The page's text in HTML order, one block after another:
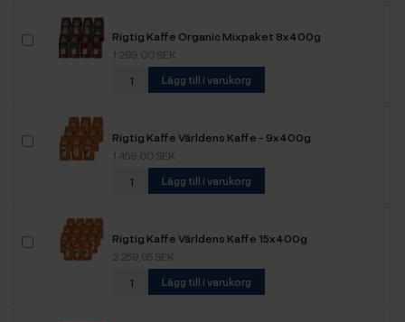
Rigtig Kaffe Organic Mixpaket 8x400g
1 299,00 SEK
Lägg till i varukorg
Rigtig Kaffe Världens Kaffe - 9x400g
1 459,00 SEK
Lägg till i varukorg
Rigtig Kaffe Världens Kaffe 15x400g
2 259,95 SEK
Lägg till i varukorg